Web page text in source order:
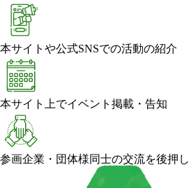
本サイトや公式SNSでの活動の紹介
本サイト上でイベント掲載・告知
参画企業・団体様同士の交流を後押し